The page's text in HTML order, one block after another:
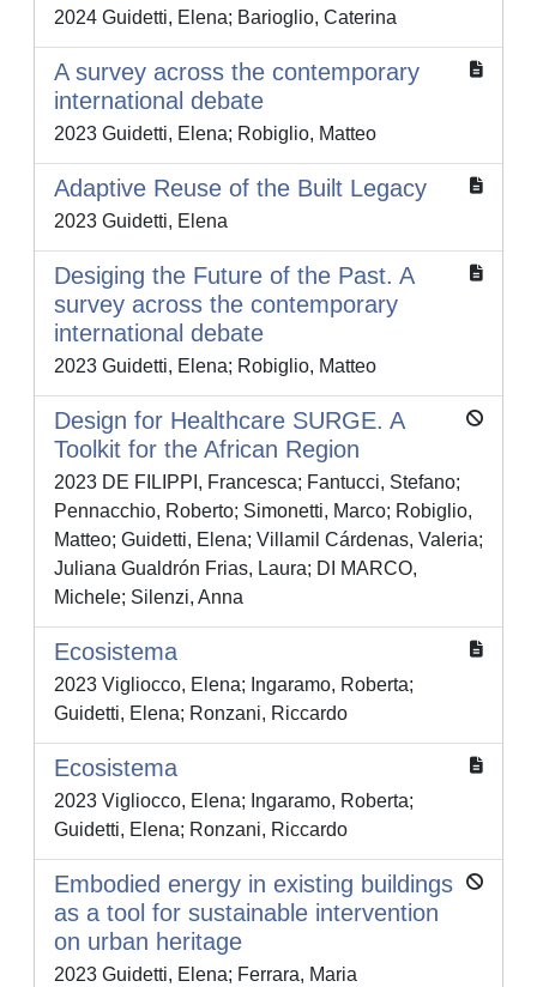
2024 Guidetti, Elena; Barioglio, Caterina
A survey across the contemporary
international debate
2023 Guidetti, Elena; Robiglio, Matteo
Adaptive Reuse of the Built Legacy
2023 Guidetti, Elena
Desiging the Future of the Past. A
survey across the contemporary
international debate
2023 Guidetti, Elena; Robiglio, Matteo
Design for Healthcare SURGE. A
Toolkit for the African Region
2023 DE FILIPPI, Francesca; Fantucci, Stefano;
Pennacchio, Roberto; Simonetti, Marco; Robiglio,
Matteo; Guidetti, Elena; Villamil Cárdenas, Valeria;
Juliana Gualdrón Frias, Laura; DI MARCO,
Michele; Silenzi, Anna
Ecosistema
2023 Vigliocco, Elena; Ingaramo, Roberta;
Guidetti, Elena; Ronzani, Riccardo
Ecosistema
2023 Vigliocco, Elena; Ingaramo, Roberta;
Guidetti, Elena; Ronzani, Riccardo
Embodied energy in existing buildings
as a tool for sustainable intervention
on urban heritage
2023 Guidetti, Elena; Ferrara, Maria